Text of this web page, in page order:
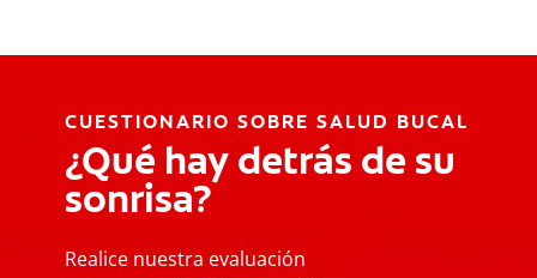
CUESTIONARIO SOBRE SALUD BUCAL
¿Qué hay detrás de su
sonrisa?
Realice nuestra evaluación